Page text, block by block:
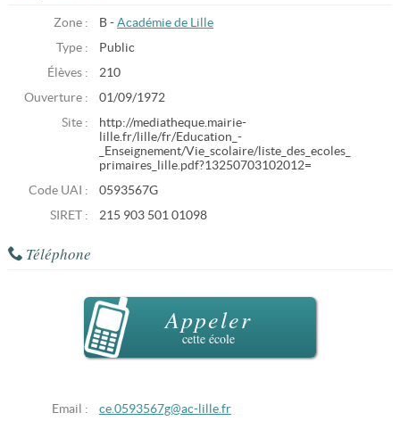
Zone : B - Académie de Lille
Type :
Public
Élèves :
210
Ouverture :
01/09/1972
Site :
http://mediatheque.mairie-
lille.fr/lille/fr/Education_-
_Enseignement/Vie_scolaire/liste_des_ecoles_
primaires_lille.pdf?13250703102012=
Code UAI :
0593567G
SIRET :
215 903 501 01098
Téléphone
Appeler
cette école
Email : ce.0593567g@ac-lille.fr